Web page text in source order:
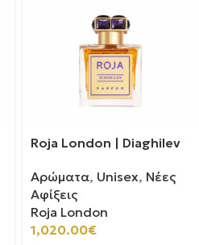
Roja London | Diaghilev
Αρώματα, Unisex, Νέες
Αφίξεις
Roja London
1,020.00€